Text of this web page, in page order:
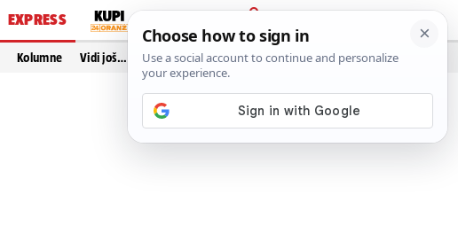
EXPRESS
PRIJAVA
Kolumne Vidi još…